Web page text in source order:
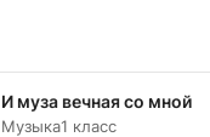
И муза вечная со мной
Музыка1 класс